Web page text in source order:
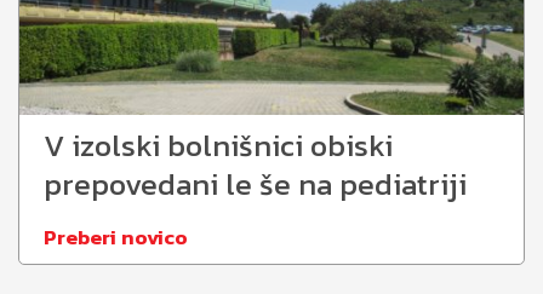
V izolski bolnišnici obiski
prepovedani le še na pediatriji
Preberi novico